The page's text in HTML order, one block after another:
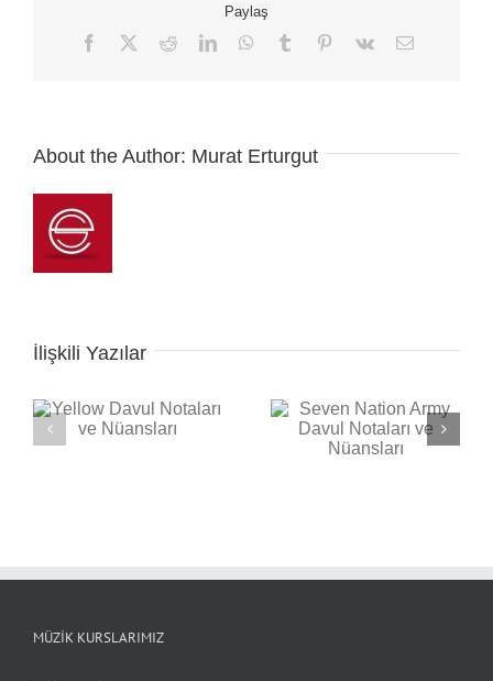
Paylaş
Facebook RedditLinkedInWhatsApp
Tumblr Pinterest
Vk
E-
About the Author: Murat Erturgut
İlişkili Yazılar
Seven Nation Army
MÜZIK KURSLARIMIZ